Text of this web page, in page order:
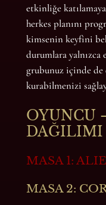
etkinliğe
herkes planını
kimsenin keyfini
durumlara
grubunuz içinde
kurabilmenizi
OYUNCU
DAĞILIMI
MASA 1:
MASA 2: